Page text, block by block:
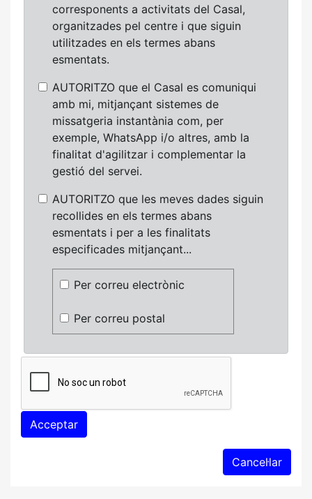
corresponents a activitats del Casal,
organitzades pel centre i que siguin
utilitzades en els termes abans
esmentats.
AUTORITZO que el Casal es comuniqui
amb mi, mitjançant sistemes de
missatgeria instantània com, per
exemple, WhatsApp i/o altres, amb la
finalitat d'agilitzar i complementar la
gestió del servei.
AUTORITZO que les meves dades siguin
recollides en els termes abans
esmentats i per a les finalitats
especificades mitjançant...
Per correu electrònic
Per correu postal